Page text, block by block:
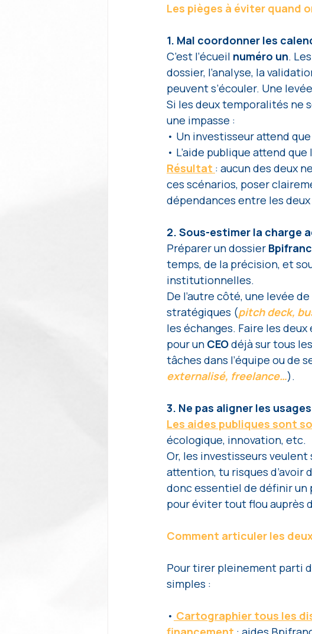
Les pièges à éviter quand
1. Mal coordonner les
C’est l’écueil numéro un.
dossier, l’analyse, la
peuvent s’écouler. Une
Si les deux temporalités ne
une impasse :
• Un investisseur attend
• L’aide publique attend
Résultat : aucun des deux
ces scénarios, poser
dépendances entre les deux
2. Sous-estimer la charge
Préparer un dossier
temps, de la précision, et
institutionnelles.
De l’autre côté, une levée
stratégiques (pitch deck,
les échanges. Faire les
pour un CEO déjà sur tous
tâches dans l’équipe ou de
externalisé, freelance…).
3. Ne pas aligner les
Les aides publiques sont
écologique, innovation, etc.
Or, les investisseurs veulent
attention, tu risques d’avoir
donc essentiel de définir un
pour éviter tout flou auprès
Comment articuler les
Pour tirer pleinement parti
simples :
• Cartographier tous les